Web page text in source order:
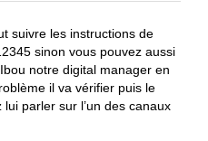
suivre les instructions de
sinon vous pouvez aussi
notre digital manager en
il va vérifier puis le
parler sur l’un des canaux